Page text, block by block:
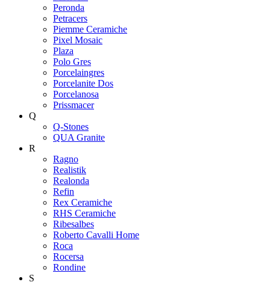
Peronda
Petracers
Piemme Ceramiche
Pixel Mosaic
Plaza
Polo Gres
Porcelaingres
Porcelanite Dos
Porcelanosa
Prissmacer
Q
Q-Stones
QUA Granite
R
Ragno
Realistik
Realonda
Refin
Rex Ceramiche
RHS Ceramiche
Ribesalbes
Roberto Cavalli Home
Roca
Rocersa
Rondine
S